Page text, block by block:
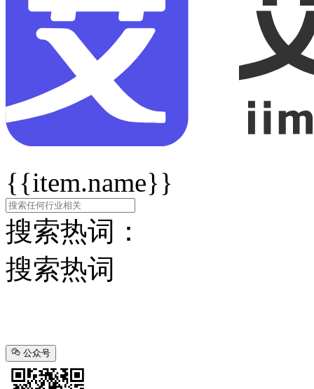
{{item.name}}
搜索热词：
搜索热词
公众号